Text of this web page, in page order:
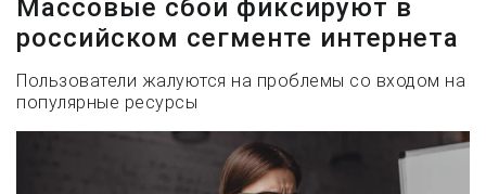
Массовые сбои фиксируют в
российском сегменте интернета
Пользователи жалуются на проблемы со входом на
популярные ресурсы